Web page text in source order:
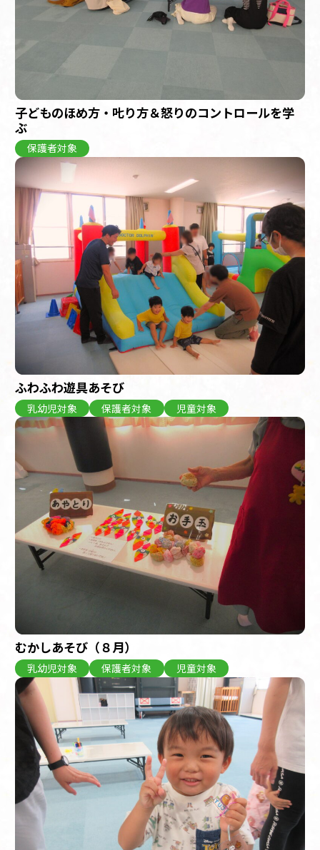
子どものほめ方・𠮟り方＆怒りのコントロールを学
ぶ
保護者対象
ふわふわ遊具あそび
乳幼児対象 保護者対象 児童対象
むかしあそび（８月）
乳幼児対象 保護者対象 児童対象